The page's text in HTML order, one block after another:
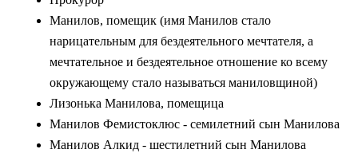
Манилов, помещик (имя Манилов стало
нарицательным для бездеятельного мечтателя, а
мечтательное и бездеятельное отношение ко всему
окружающему стало называться маниловщиной)
Лизонька Манилова, помещица
Манилов Фемистоклюс - семилетний сын Манилова
Манилов Алкид - шестилетний сын Манилова